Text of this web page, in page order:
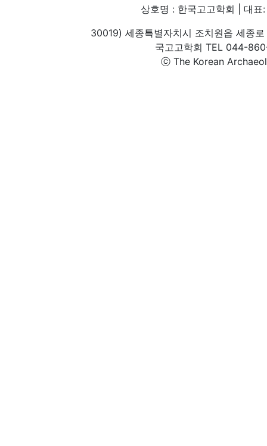
상호명 : 한국고고학회 | 대
30019) 세종특별자치시 조치원읍 세종
국고고학회 TEL 044-
ⓒ The Korean